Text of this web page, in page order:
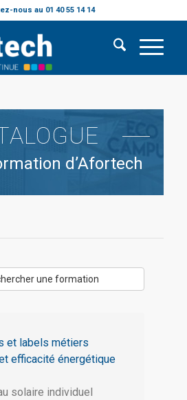
nous au 01 40 55 14 14
d’Afortech
une formation
et labels métiers
efficacité énergétique
solaire individuel